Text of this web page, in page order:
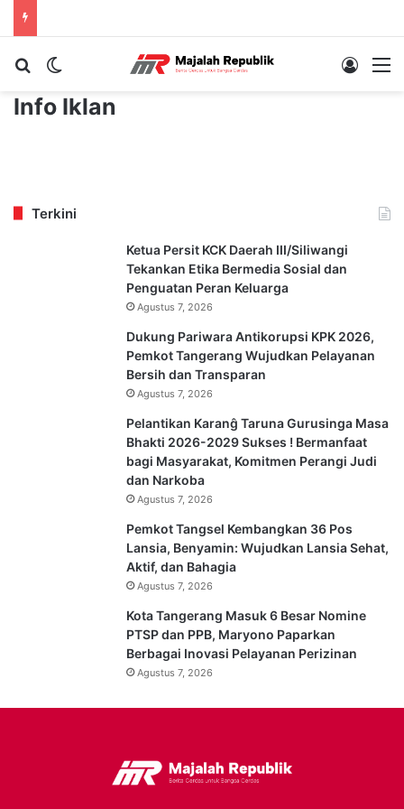
Cari berita...Switch skin Log In
Info Iklan
Terkini
Ketua Persit KCK Daerah III/Siliwangi
Tekankan Etika Bermedia Sosial dan
Penguatan Peran Keluarga
Agustus 7, 2026
Dukung Pariwara Antikorupsi KPK 2026,
Pemkot Tangerang Wujudkan Pelayanan
Bersih dan Transparan
Agustus 7, 2026
Pelantikan Karanĝ Taruna Gurusinga Masa
Bhakti 2026-2029 Sukses ! Bermanfaat
bagi Masyarakat, Komitmen Perangi Judi
dan Narkoba
Agustus 7, 2026
Pemkot Tangsel Kembangkan 36 Pos
Lansia, Benyamin: Wujudkan Lansia Sehat,
Aktif, dan Bahagia
Agustus 7, 2026
Kota Tangerang Masuk 6 Besar Nomine
PTSP dan PPB, Maryono Paparkan
Berbagai Inovasi Pelayanan Perizinan
Agustus 7, 2026